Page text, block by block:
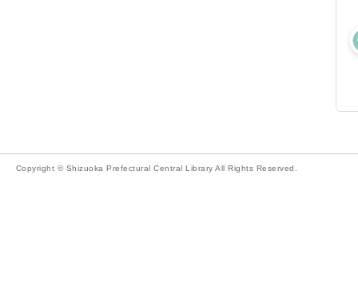
Copyright © Shizuoka Prefectural Central Library All Rights Reserved.